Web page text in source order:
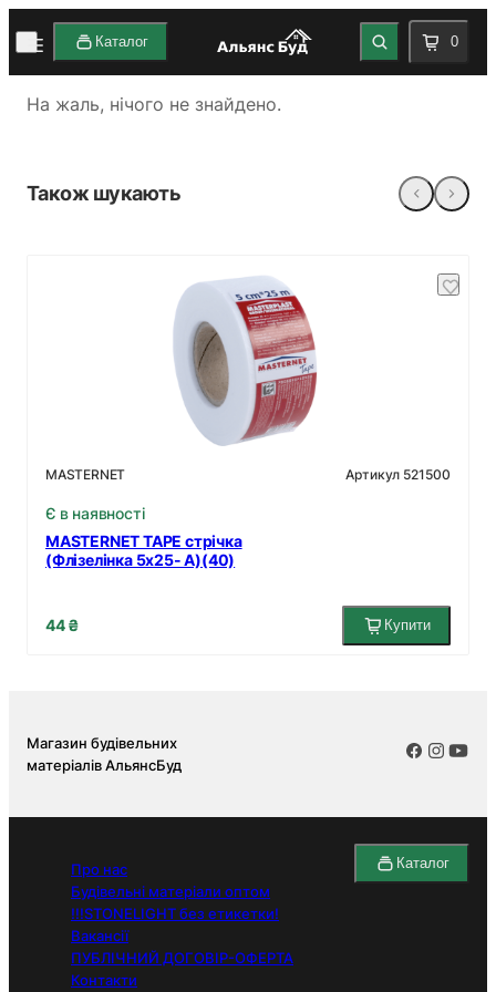
Каталог 0
На жаль, нічого не знайдено.
Також шукають
MASTERNET Артикул 521500
Є в наявності
MASTERNET TAPE стрічка
(Флізелінка 5х25- А)(40)
44 ₴ Купити
Магазин будівельних
матеріалів АльянсБуд
Каталог
Про нас
Будівельні матеріали оптом
!!!STONELIGHT без етикетки!
Вакансії
ПУБЛІЧНИЙ ДОГОВІР-ОФЕРТА
Контакти